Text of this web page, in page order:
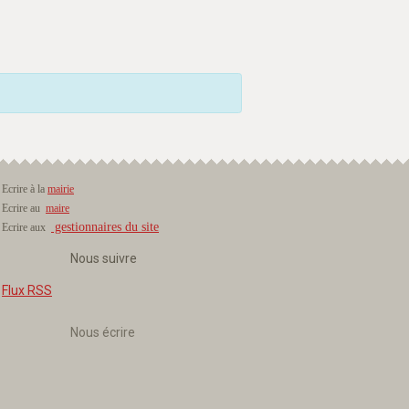
Nous écrire
Ecrire à la mairie
Ecrire au maire
Ecrire aux
gestionnaires du site
Nous suivre
Flux RSS